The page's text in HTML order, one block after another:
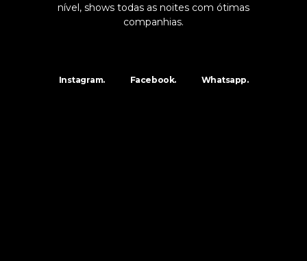
nível, shows todas as noites com ótimas
companhias.
Instagram. Facebook. Whatsapp.